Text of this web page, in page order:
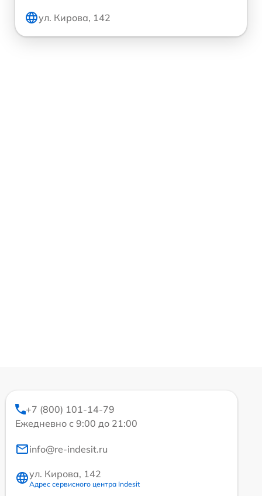
ул. Кирова, 142
+7 (800) 101-14-79
Ежедневно с 9:00 до 21:00
info@re-indesit.ru
ул. Кирова, 142
Адрес сервисного центра Indesit